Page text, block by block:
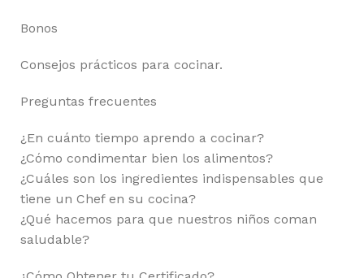
Bonos
Consejos prácticos para cocinar.
Preguntas frecuentes
¿En cuánto tiempo aprendo a cocinar?
¿Cómo condimentar bien los alimentos?
¿Cuáles son los ingredientes indispensables que
tiene un Chef en su cocina?
¿Qué hacemos para que nuestros niños coman
saludable?